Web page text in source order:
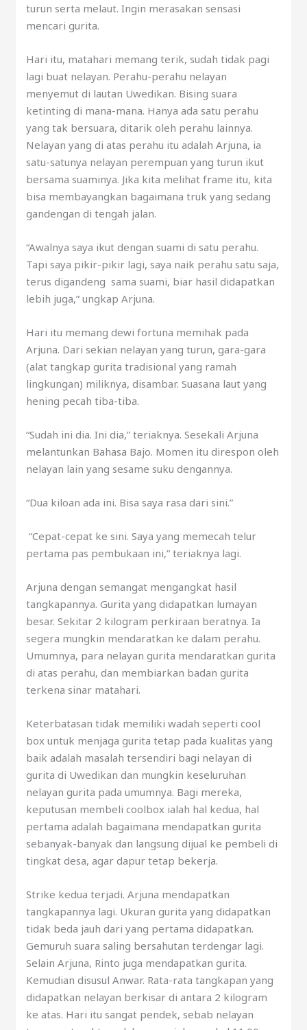
turun serta melaut. Ingin merasakan sensasi
mencari gurita.
Hari itu, matahari memang terik, sudah tidak pagi
lagi buat nelayan. Perahu-perahu nelayan
menyemut di lautan Uwedikan. Bising suara
ketinting di mana-mana. Hanya ada satu perahu
yang tak bersuara, ditarik oleh perahu lainnya.
Nelayan yang di atas perahu itu adalah Arjuna, ia
satu-satunya nelayan perempuan yang turun ikut
bersama suaminya. Jika kita melihat frame itu, kita
bisa membayangkan bagaimana truk yang sedang
gandengan di tengah jalan.
“Awalnya saya ikut dengan suami di satu perahu.
Tapi saya pikir-pikir lagi, saya naik perahu satu saja,
terus digandeng sama suami, biar hasil didapatkan
lebih juga,” ungkap Arjuna.
Hari itu memang dewi fortuna memihak pada
Arjuna. Dari sekian nelayan yang turun, gara-gara
(alat tangkap gurita tradisional yang ramah
lingkungan) miliknya, disambar. Suasana laut yang
hening pecah tiba-tiba.
“Sudah ini dia. Ini dia,” teriaknya. Sesekali Arjuna
melantunkan Bahasa Bajo. Momen itu direspon oleh
nelayan lain yang sesame suku dengannya.
“Dua kiloan ada ini. Bisa saya rasa dari sini.”
“Cepat-cepat ke sini. Saya yang memecah telur
pertama pas pembukaan ini,” teriaknya lagi.
Arjuna dengan semangat mengangkat hasil
tangkapannya. Gurita yang didapatkan lumayan
besar. Sekitar 2 kilogram perkiraan beratnya. Ia
segera mungkin mendaratkan ke dalam perahu.
Umumnya, para nelayan gurita mendaratkan gurita
di atas perahu, dan membiarkan badan gurita
terkena sinar matahari.
Keterbatasan tidak memiliki wadah seperti cool
box untuk menjaga gurita tetap pada kualitas yang
baik adalah masalah tersendiri bagi nelayan di
gurita di Uwedikan dan mungkin keseluruhan
nelayan gurita pada umumnya. Bagi mereka,
keputusan membeli coolbox ialah hal kedua, hal
pertama adalah bagaimana mendapatkan gurita
sebanyak-banyak dan langsung dijual ke pembeli di
tingkat desa, agar dapur tetap bekerja.
Strike kedua terjadi. Arjuna mendapatkan
tangkapannya lagi. Ukuran gurita yang didapatkan
tidak beda jauh dari yang pertama didapatkan.
Gemuruh suara saling bersahutan terdengar lagi.
Selain Arjuna, Rinto juga mendapatkan gurita.
Kemudian disusul Anwar. Rata-rata tangkapan yang
didapatkan nelayan berkisar di antara 2 kilogram
ke atas. Hari itu sangat pendek, sebab nelayan